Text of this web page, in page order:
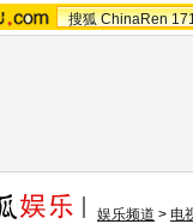
搜狐 ChinaRen
娱乐频道 > 电